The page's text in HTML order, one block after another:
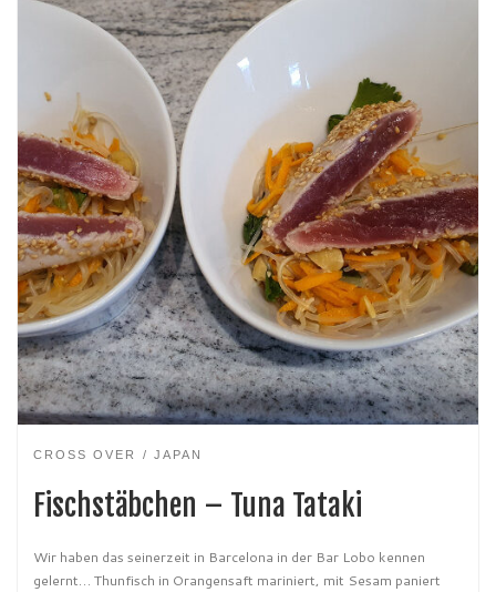
CROSS OVER JAPAN
Fischstäbchen – Tuna Tataki
Wir haben das seinerzeit in Barcelona in der Bar Lobo kennen
gelernt… Thunfisch in Orangensaft mariniert, mit Sesam paniert